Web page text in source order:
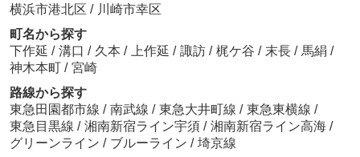
横浜市港北区 / 川崎市幸区
町名から探す
下作延 / 溝口 / 久本 / 上作延 / 諏訪 / 梶ケ谷 / 末長 / 馬絹 /
神木本町 / 宮崎
路線から探す
東急田園都市線 / 南武線 / 東急大井町線 / 東急東横線 /
東急目黒線 / 湘南新宿ライン宇須 / 湘南新宿ライン高海 /
グリーンライン / ブルーライン / 埼京線